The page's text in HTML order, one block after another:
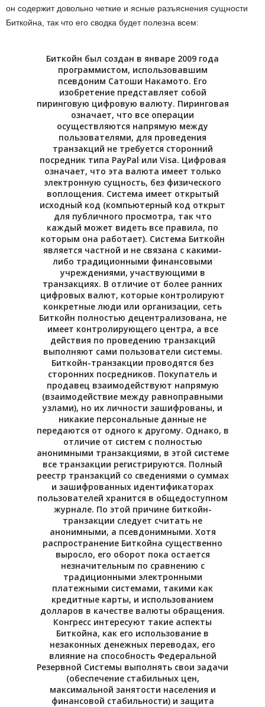
он содержит довольно четкие и ясные разъяснения сущности
Биткойна, так что его сводка будет полезна всем:
Биткойн был создан в январе 2009 года
программистом, использовавшим
псевдоним Сатоши Накамото. Его
изобретение представляет собой
пиринговую цифровую валюту. Пиринговая
означает, что все операции
осуществляются напрямую между
пользователями, для проведения
транзакций не требуется сторонний
посредник типа PayPal или Visa. Цифровая
означает, что эта валюта имеет только
электронную сущность, без физического
воплощения. Система имеет открытый
исходный код (компьютерный код открыт
для публичного просмотра, так что
каждый может видеть все правила, по
которым она работает). Система Биткойн
является частной и не связана с какими-
либо традиционными финансовыми
учреждениями, участвующими в
транзакциях. В отличие от более ранних
цифровых валют, которые контролируют
конкретные люди или организации, сеть
Биткойн полностью децентрализована, не
имеет контролирующего центра, а все
действия по проведению транзакций
выполняют сами пользователи системы.
Биткойн-транзакции проводятся без
сторонних посредников. Покупатель и
продавец взаимодействуют напрямую
(взаимодействие между равноправными
узлами), но их личности зашифрованы, и
никакие персональные данные не
передаются от одного к другому. Однако, в
отличие от систем с полностью
анонимными транзакциями, в этой системе
все транзакции регистрируются. Полный
реестр транзакций со сведениями о суммах
и зашифрованных идентификаторах
пользователей хранится в общедоступном
журнале. По этой причине биткойн-
транзакции следует считать не
анонимными, а псевдонимными. Хотя
распространение Биткойна существенно
выросло, его оборот пока остается
незначительным по сравнению с
традиционными электронными
платежными системами, такими как
кредитные карты, и использованием
долларов в качестве валюты обращения.
Конгресс интересуют такие аспекты
Биткойна, как его использование в
незаконных денежных переводах, его
влияние на способность Федеральной
Резервной Системы выполнять свои задачи
(обеспечение стабильных цен,
максимальной занятости населения и
финансовой стабильности) и защита